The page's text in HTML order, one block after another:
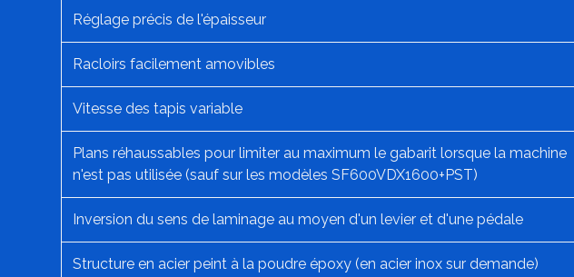
Réglage précis de l'épaisseur
Racloirs facilement amovibles
Vitesse des tapis variable
Plans réhaussables pour limiter au maximum le gabarit lorsque la machine
n'est pas utilisée (sauf sur les modèles SF600VDX1600+PST)
Inversion du sens de laminage au moyen d'un levier et d'une pédale
Structure en acier peint à la poudre époxy (en acier inox sur demande)